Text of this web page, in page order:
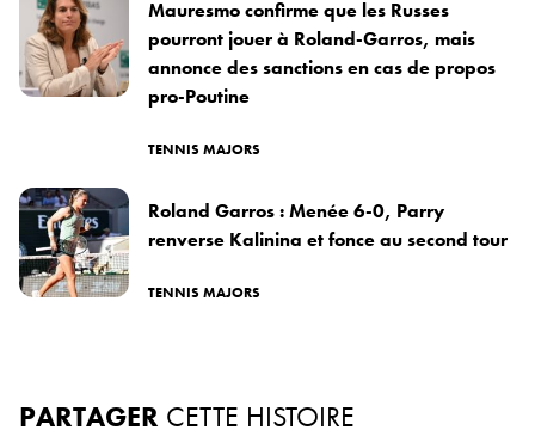
Mauresmo confirme que les Russes
pourront jouer à Roland-Garros, mais
annonce des sanctions en cas de propos
pro-Poutine
TENNIS MAJORS
Roland Garros : Menée 6-0, Parry
renverse Kalinina et fonce au second tour
TENNIS MAJORS
PARTAGER CETTE HISTOIRE